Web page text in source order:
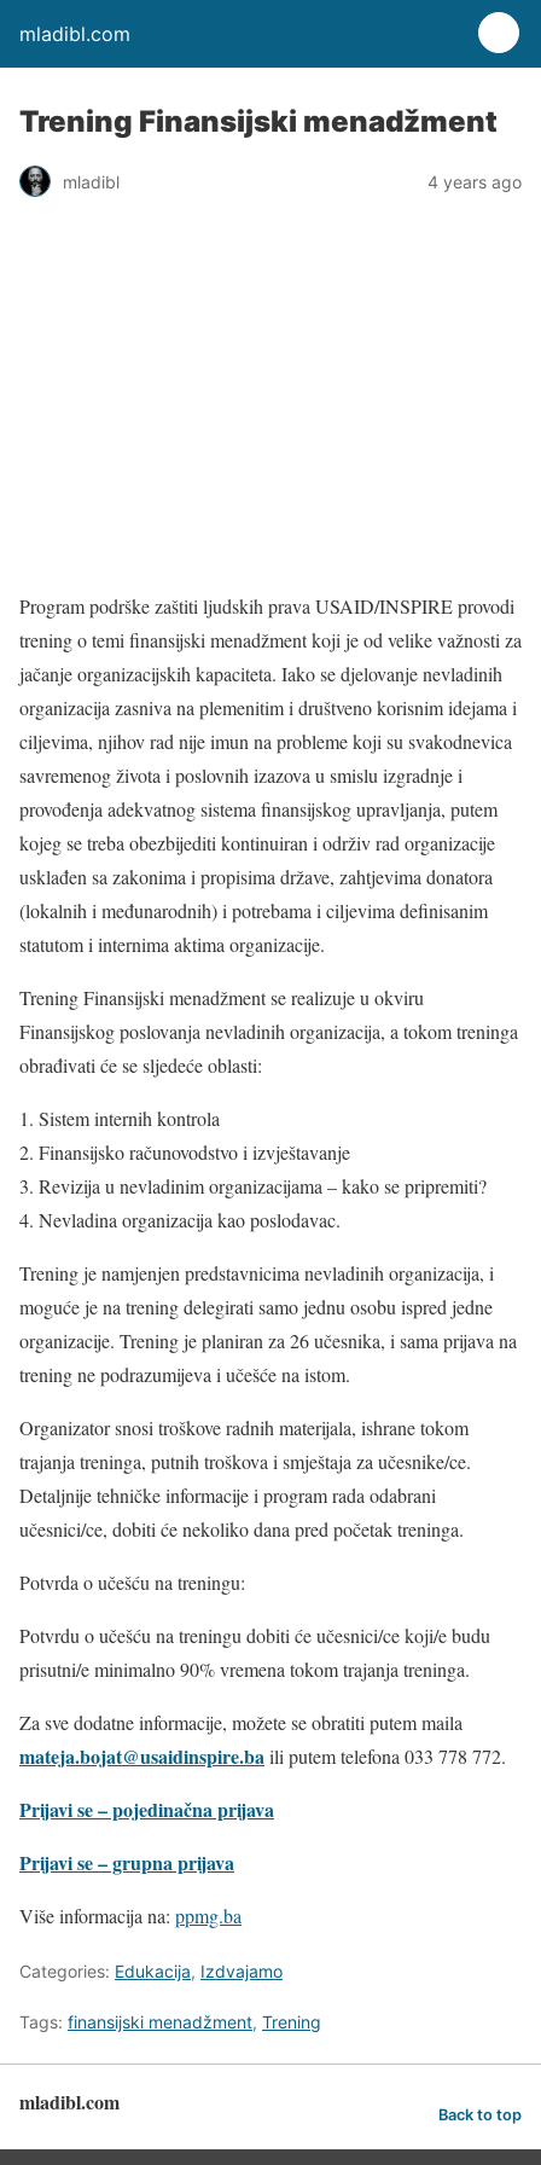
mladibl.com
Trening Finansijski menadžment
mladibl 4 years ago
Program podrške zaštiti ljudskih prava USAID/INSPIRE provodi
trening o temi finansijski menadžment koji je od velike važnosti za
jačanje organizacijskih kapaciteta. Iako se djelovanje nevladinih
organizacija zasniva na plemenitim i društveno korisnim idejama i
ciljevima, njihov rad nije imun na probleme koji su svakodnevica
savremenog života i poslovnih izazova u smislu izgradnje i
provođenja adekvatnog sistema finansijskog upravljanja, putem
kojeg se treba obezbijediti kontinuiran i održiv rad organizacije
usklađen sa zakonima i propisima države, zahtjevima donatora
(lokalnih i međunarodnih) i potrebama i ciljevima definisanim
statutom i internima aktima organizacije.
Trening Finansijski menadžment se realizuje u okviru
Finansijskog poslovanja nevladinih organizacija, a tokom treninga
obrađivati će se sljedeće oblasti:
Sistem internih kontrola
Finansijsko računovodstvo i izvještavanje
Revizija u nevladinim organizacijama – kako se pripremiti?
Nevladina organizacija kao poslodavac.
Trening je namjenjen predstavnicima nevladinih organizacija, i
moguće je na trening delegirati samo jednu osobu ispred jedne
organizacije. Trening je planiran za 26 učesnika, i sama prijava na
trening ne podrazumijeva i učešće na istom.
Organizator snosi troškove radnih materijala, ishrane tokom
trajanja treninga, putnih troškova i smještaja za učesnike/ce.
Detaljnije tehničke informacije i program rada odabrani
učesnici/ce, dobiti će nekoliko dana pred početak treninga.
Potvrda o učešću na treningu:
Potvrdu o učešću na treningu dobiti će učesnici/ce koji/e budu
prisutni/e minimalno 90% vremena tokom trajanja treninga.
Za sve dodatne informacije, možete se obratiti putem maila
mateja.bojat@usaidinspire.baili putem telefona 033 778 772.
Prijavi se – pojedinačna prijava
Prijavi se – grupna prijava
Više informacija na: ppmg.ba
Categories: Edukacija, Izdvajamo
Tags: finansijski menadžment, Trening
mladibl.com Back to top